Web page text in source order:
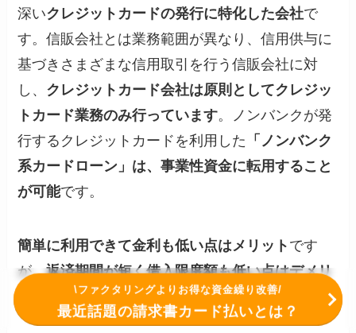
深いクレジットカードの発行に特化した会社で
す。信販会社とは業務範囲が異なり、信用供与に
基づきさまざまな信用取引を行う信販会社に対
し、 クレジットカード会社は原則としてクレジッ
トカード業務のみ行っています。ノンバンクが発
行するクレジットカードを利用した 「ノンバンク
系カードローン」は、事業性資金に転用すること
が可能です。
簡単に利用できて金利も低い点はメリット です
が、返済期間が短く借入限度額も低い点はデメリ
です。
\ファクタリングよりお得な資金繰り改善/
最近話題の請求書カード払いとは？